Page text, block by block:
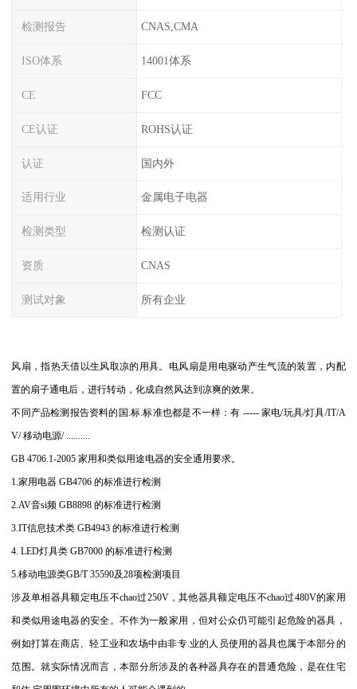
检测报告 CNAS,CMA
ISO体系 14001体系
CE FCC
CE认证 ROHS认证
认证 国内外
适用行业 金属电子电器
检测类型 检测认证
资质 CNAS
测试对象 所有企业
风扇，指热天借以生风取凉的用具。电风扇是用电驱动产生气流的装置，内配
置的扇子通电后，进行转动，化成自然风达到凉爽的效果。
不同产品检测报告资料的 国.标.标准也都是不一样：有 ----- 家电/玩具/灯具/IT/A
V/ 移动电源/ ..........
GB 4706.1-2005 家用和类似用途电器的安全通用要求。
1.家用电器 GB4706 的标准进行检测
2.AV音si频 GB8898 的标准进行检测
3.IT信息技术类 GB4943 的标准进行检测
4. LED灯具类 GB7000 的标准进行检测
5.移动电源类GB/T 35590及28项检测项目
涉及单相器具额定电压不chao过250V，其他器具额定电压不chao过480V的家用
和类似用途电器的安全。不作为一般家用，但对公众仍可能引起危险的器具，
例如打算在商店、轻工业和农场中由非专.业的人员使用的器具也属于本部分的
范围。就实际情况而言，本部分所涉及的各种器具存在的普通危险，是在住宅